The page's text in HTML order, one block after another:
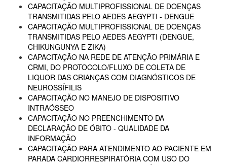
CAPACITAÇÃO MULTIPROFISSIONAL DE DOENÇAS
TRANSMITIDAS PELO AEDES AEGYPTI - DENGUE
CAPACITAÇÃO MULTIPROFISSIONAL DE DOENÇAS
TRANSMITIDAS PELO AEDES AEGYPTI (DENGUE,
CHIKUNGUNYA E ZIKA)
CAPACITAÇÃO NA REDE DE ATENÇÃO PRIMÁRIA E
CRMI, DO PROTOCOLO/FLUXO DE COLETA DE
LIQUOR DAS CRIANÇAS COM DIAGNÓSTICOS DE
NEUROSSÍFILIS
CAPACITAÇÃO NO MANEJO DE DISPOSITIVO
INTRAÓSSEO
CAPACITAÇÃO NO PREENCHIMENTO DA
DECLARAÇÃO DE ÓBITO - QUALIDADE DA
INFORMAÇÃO
CAPACITAÇÃO PARA ATENDIMENTO AO PACIENTE EM
PARADA CARDIORRESPIRATÓRIA COM USO DO